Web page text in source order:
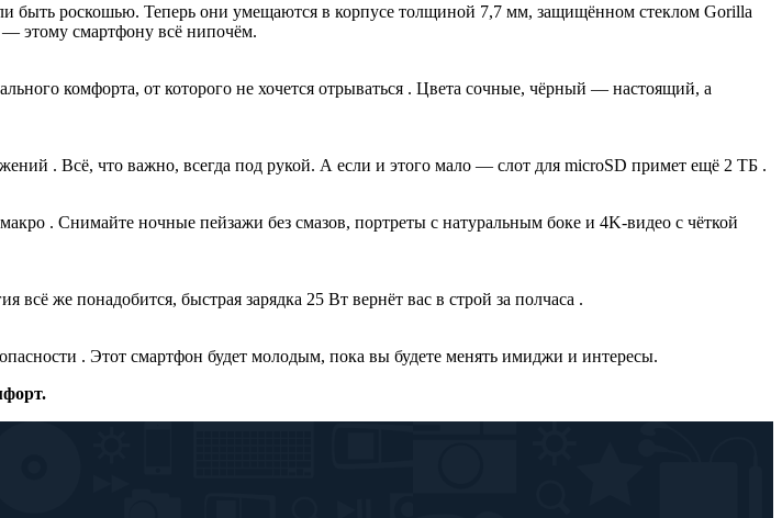
быть роскошью. Теперь они умещаются в корпусе толщиной 7,7 мм, защищённом стеклом Gorilla
этому смартфону всё нипочём.
комфорта, от которого не хочется отрываться . Цвета сочные, чёрный — настоящий, а
. Всё, что важно, всегда под рукой. А если и этого мало — слот для microSD примет ещё 2 ТБ .
. Снимайте ночные пейзажи без смазов, портреты с натуральным боке и 4K-видео с чёткой
же понадобится, быстрая зарядка 25 Вт вернёт вас в строй за полчаса .
. Этот смартфон будет молодым, пока вы будете менять имиджи и интересы.